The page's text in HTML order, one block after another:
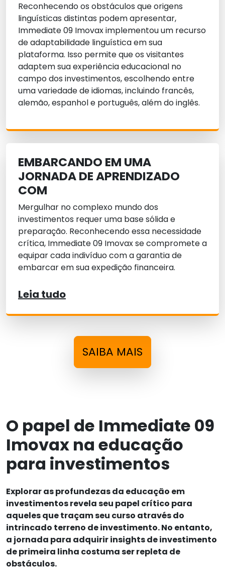
Reconhecendo os obstáculos que origens
linguísticas distintas podem apresentar,
Immediate 09 Imovax implementou um recurso
de adaptabilidade linguística em sua
plataforma. Isso permite que os visitantes
adaptem sua experiência educacional no
campo dos investimentos, escolhendo entre
uma variedade de idiomas, incluindo francês,
alemão, espanhol e português, além do inglês.
EMBARCANDO EM UMA
JORNADA DE APRENDIZADO
COM
Mergulhar no complexo mundo dos
investimentos requer uma base sólida e
preparação. Reconhecendo essa necessidade
crítica, Immediate 09 Imovax se compromete a
equipar cada indivíduo com a garantia de
embarcar em sua expedição financeira.
Leia tudo
SAIBA MAIS
O papel de Immediate 09
Imovax na educação
para investimentos
Explorar as profundezas da educação em
investimentos revela seu papel crítico para
aqueles que traçam seu curso através do
intrincado terreno de investimento. No entanto,
a jornada para adquirir insights de investimento
de primeira linha costuma ser repleta de
obstáculos.